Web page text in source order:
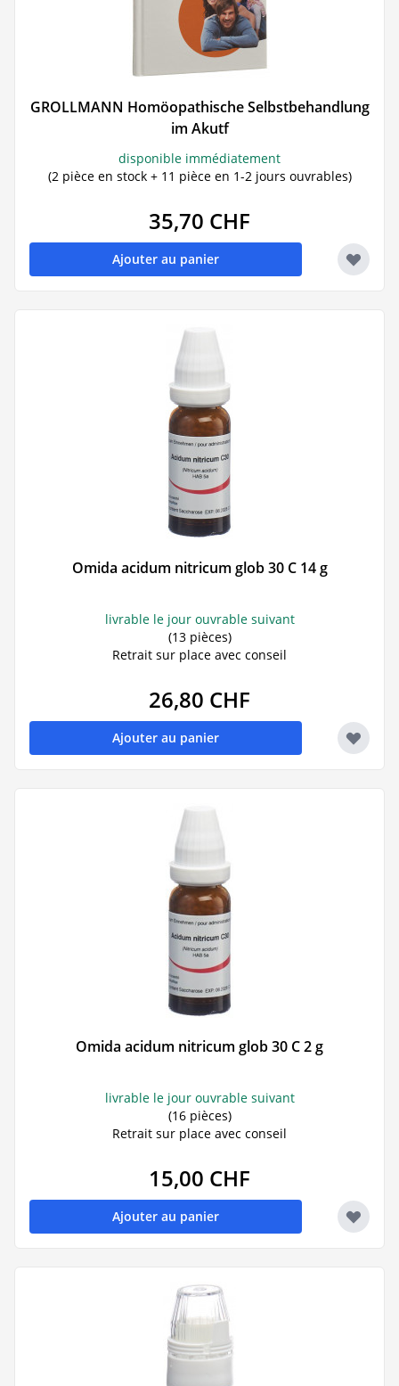
GROLLMANN Homöopathische Selbstbehandlung
im Akutf
disponible immédiatement
(2 pièce en stock + 11 pièce en 1-2 jours ouvrables)
35,70 CHF
Ajouter au panier
Omida acidum nitricum glob 30 C 14 g
livrable le jour ouvrable suivant
(13 pièces)
Retrait sur place avec conseil
26,80 CHF
Ajouter au panier
Omida acidum nitricum glob 30 C 2 g
livrable le jour ouvrable suivant
(16 pièces)
Retrait sur place avec conseil
15,00 CHF
Ajouter au panier